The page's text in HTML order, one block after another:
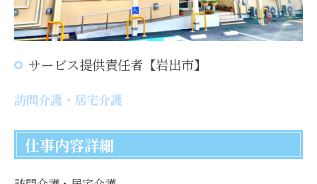
サービス提供責任者【岩出市】
訪問介護・居宅介護
仕事内容詳細